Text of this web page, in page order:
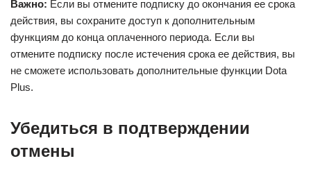
Важно: Если вы отмените подписку до окончания ее срока
действия, вы сохраните доступ к дополнительным
функциям до конца оплаченного периода. Если вы
отмените подписку после истечения срока ее действия, вы
не сможете использовать дополнительные функции Dota
Plus.
Убедиться в подтверждении
отмены